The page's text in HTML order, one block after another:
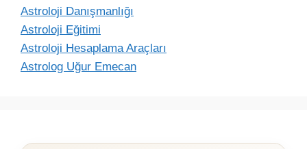
Astroloji Danışmanlığı
Astroloji Eğitimi
Astroloji Hesaplama Araçları
Astrolog Uğur Emecan